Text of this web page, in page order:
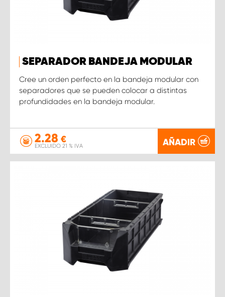
SEPARADOR BANDEJA MODULAR
Cree un orden perfecto en la bandeja modular con
separadores que se pueden colocar a distintas
profundidades en la bandeja modular.
2.28 €
EXCLUIDO 21 % IVA AÑADIR